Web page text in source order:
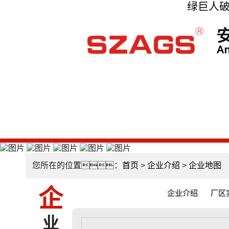
绿巨人
您所在的位置：首页 >企业介绍 >企业地图
企
业
企业介绍 厂区